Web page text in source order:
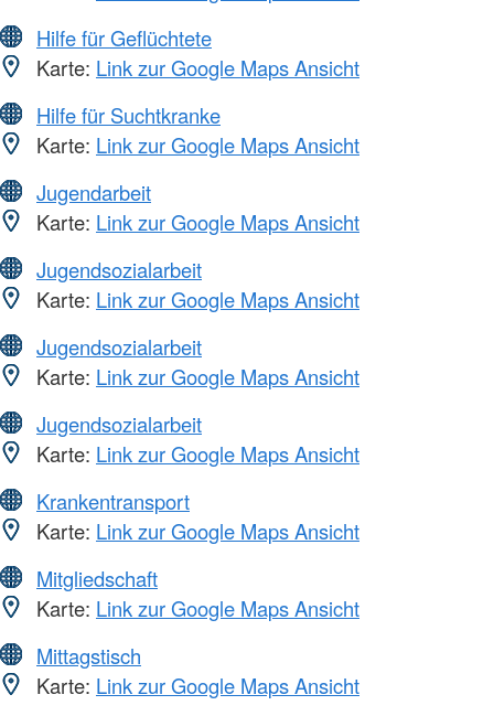
Hilfe für Geflüchtete
Karte: Link zur Google Maps Ansicht
Hilfe für Suchtkranke
Karte: Link zur Google Maps Ansicht
Jugendarbeit
Karte: Link zur Google Maps Ansicht
Jugendsozialarbeit
Karte: Link zur Google Maps Ansicht
Jugendsozialarbeit
Karte: Link zur Google Maps Ansicht
Jugendsozialarbeit
Karte: Link zur Google Maps Ansicht
Krankentransport
Karte: Link zur Google Maps Ansicht
Mitgliedschaft
Karte: Link zur Google Maps Ansicht
Mittagstisch
Karte: Link zur Google Maps Ansicht